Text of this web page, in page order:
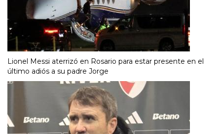
Lionel Messi aterrizó en Rosario para estar presente en el
último adiós a su padre Jorge